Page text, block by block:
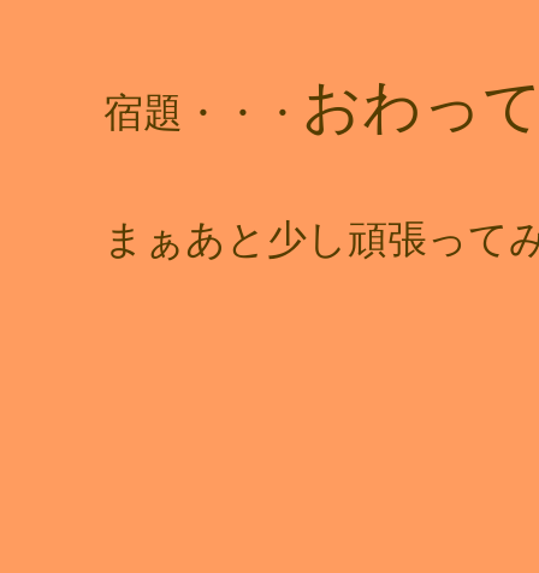
宿題・・・ おわっ
まぁあと少し頑張って